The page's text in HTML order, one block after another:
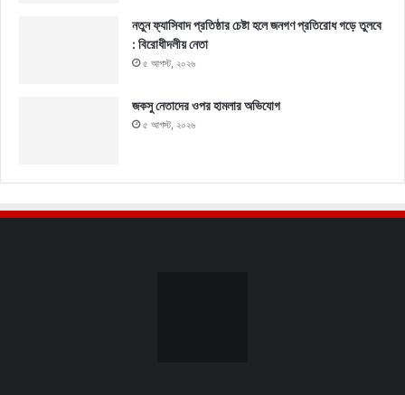
নতুন ফ্যাসিবাদ প্রতিষ্ঠার চেষ্টা হলে জনগণ প্রতিরোধ গড়ে তুলবে
: বিরোধীদলীয় নেতা
৫ আগস্ট, ২০২৬
জকসু নেতাদের ওপর হামলার অভিযোগ
৫ আগস্ট, ২০২৬